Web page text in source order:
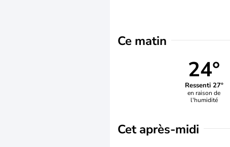
Ce matin
24°
Ressenti 27°
en raison de
l'humidité
Cet après-midi